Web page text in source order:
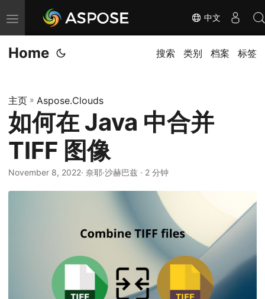
切
换
导
中文
Home 搜索 类别 档案 标签
主页 » Aspose.Clouds
如何在 Java 中合并
TIFF 图像
November 8, 2022· 奈耶·沙赫巴兹 · 2 分钟